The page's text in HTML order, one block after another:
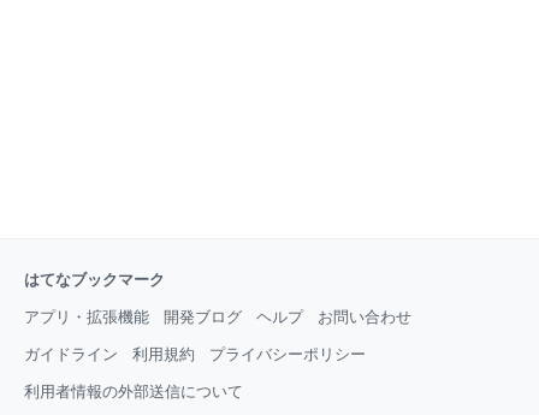
はてなブックマーク
アプリ・拡張機能 開発ブログ ヘルプ お問い合わせ
ガイドライン 利用規約 プライバシーポリシー
利用者情報の外部送信について